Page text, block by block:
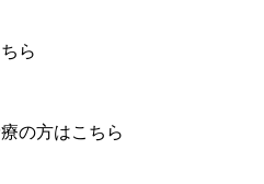
ら
の方はこちら